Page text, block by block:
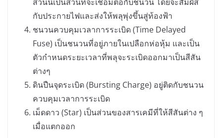
กับประกายไฟและส่งให้พลุพุ่งขึ้นสู่ท้องฟ้า
ชนวนควบคุมเวลาการระเบิด (Time Delayed
Fuse) เป็นชนวนที่อยู่ภายในเปลือกห่อหุ้ม และเป็น
ตัวกำหนดระยะเวลาที่พลุจะระเบิดออกมาเป็นสีสัน
ต่างๆ
ดินปืนจุดระเบิด (Bursting Charge) อยู่ติดกับชนวน
ควบคุมเวลาการระเบิด
เม็ดดาว (Star) เป็นส่วนของสารเคมีที่ให้สีสันต่าง ๆ
เมื่อแตกออก